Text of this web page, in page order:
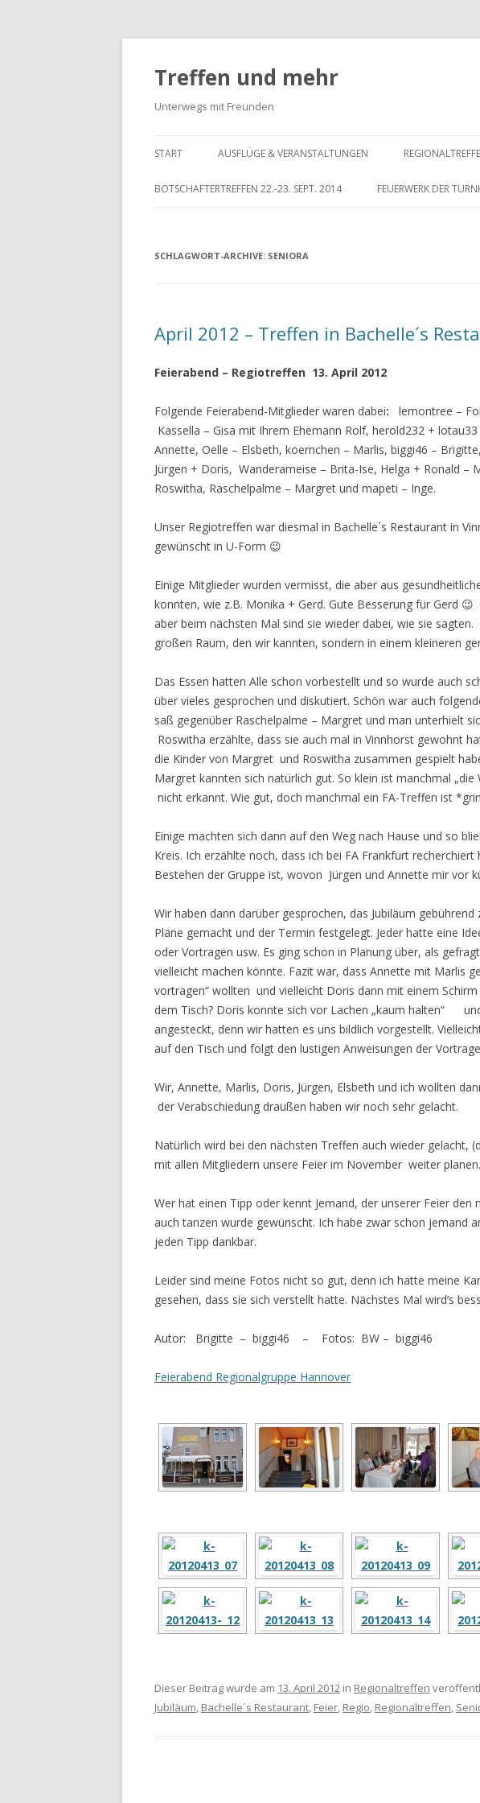
Treffen und mehr
Unterwegs mit Freunden
START AUSFLÜGE & VERANSTALTUNGEN
BOTSCHAFTERTREFFEN 22.-23. SEPT. 2014 FEUERWERK DER
SCHLAGWORT-ARCHIVE: SENIORA
April 2012 – Treffen in Bachelle´s
Feierabend – Regiotreffen 13. April 2012
Folgende Feierabend-Mitglieder waren dabei:
lemontree –
Kassella – Gisa mit Ihrem Ehemann Rolf, herold232 +
Annette, Oelle – Elsbeth, koernchen – Marlis, biggi46 –
Jürgen + Doris, Wanderameise – Brita-Ise, Helga + Ronald –
Roswitha, Raschelpalme – Margret und mapeti – Inge.
Unser Regiotreffen war diesmal in Bachelle´s Restaurant in
gewünscht in U-Form 😉
Einige Mitglieder wurden vermisst, die aber aus
konnten, wie z.B. Monika + Gerd. Gute Besserung für Gerd
aber beim nächsten Mal sind sie wieder dabei, wie sie
großen Raum, den wir kannten, sondern in einem kleineren
Das Essen hatten Alle schon vorbestellt und so wurde auch
über vieles gesprochen und diskutiert. Schön war auch
saß gegenüber Raschelpalme – Margret und man unterhielt
Roswitha erzählte, dass sie auch mal in Vinnhorst gewohnt
die Kinder von Margret und Roswitha zusammen gespielt
Margret kannten sich natürlich gut. So klein ist manchmal
nicht erkannt. Wie gut, doch manchmal ein FA-Treffen ist
Einige machten sich dann auf den Weg nach Hause und so
Kreis. Ich erzählte noch, dass ich bei FA Frankfurt
Bestehen der Gruppe ist, wovon Jürgen und Annette mir vor
Wir haben dann darüber gesprochen, das Jubiläum
Pläne gemacht und der Termin festgelegt. Jeder hatte eine
oder Vortragen usw. Es ging schon in Planung über, als
vielleicht machen könnte. Fazit war, dass Annette mit Marlis
vortragen“ wollten und vielleicht Doris dann mit einem
dem Tisch? Doris konnte sich vor Lachen „kaum halten“
angesteckt, denn wir hatten es uns bildlich vorgestellt.
auf den Tisch und folgt den lustigen Anweisungen der
Wir, Annette, Marlis, Doris, Jürgen, Elsbeth und ich wollten
der Verabschiedung draußen haben wir noch sehr gelacht.
Natürlich wird bei den nächsten Treffen auch wieder gelacht,
mit allen Mitgliedern unsere Feier im November weiter planen.
Wer hat einen Tipp oder kennt Jemand, der unserer Feier den
auch tanzen wurde gewünscht. Ich habe zwar schon jemand
jeden Tipp dankbar.
Leider sind meine Fotos nicht so gut, denn ich hatte meine
gesehen, dass sie sich verstellt hatte. Nächstes Mal wird’s
Autor: Brigitte – biggi46 – Fotos: BW – biggi46
Feierabend Regionalgruppe Hannover
Dieser Beitrag wurde am 13. April 2012 in Regionaltreffen
Jubiläum, Bachelle´s Restaurant, Feier, Regio, Regionaltreffen,